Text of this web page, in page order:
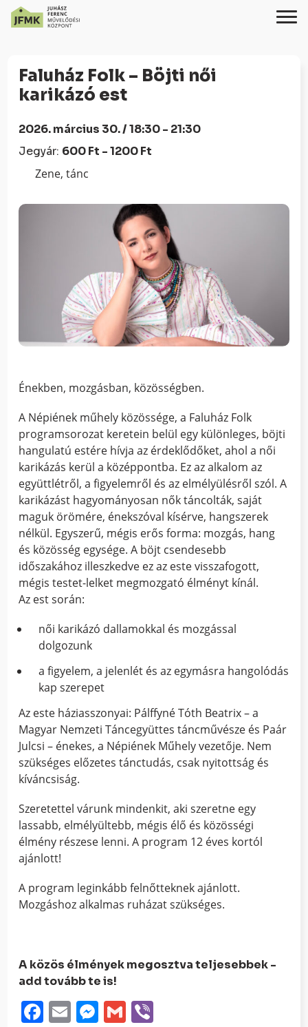
Content
navigációhoz
Faluház Folk – Böjti női
karikázó est
2026. március 30. / 18:30 - 21:30
Jegyár: 600 Ft - 1200 Ft
Zene, tánc
Énekben, mozgásban, közösségben.
A Népiének műhely közössége, a Faluház Folk
programsorozat keretein belül egy különleges, böjti
hangulatú estére hívja az érdeklődőket, ahol a női
karikázás kerül a középpontba. Ez az alkalom az
együttlétről, a figyelemről és az elmélyülésről szól. A
karikázást hagyományosan nők táncolták, saját
maguk örömére, énekszóval kísérve, hangszerek
nélkül. Egyszerű, mégis erős forma: mozgás, hang
és közösség egysége. A böjt csendesebb
időszakához illeszkedve ez az este visszafogott,
mégis testet-lelket megmozgató élményt kínál.
Az est során:
női karikázó dallamokkal és mozgással
dolgozunk
a figyelem, a jelenlét és az egymásra hangolódás
kap szerepet
Az este háziasszonyai: Pálffyné Tóth Beatrix – a
Magyar Nemzeti Táncegyüttes táncművésze és Paár
Julcsi – énekes, a Népiének Műhely vezetője. Nem
szükséges előzetes tánctudás, csak nyitottság és
kíváncsiság.
Szeretettel várunk mindenkit, aki szeretne egy
lassabb, elmélyültebb, mégis élő és közösségi
élmény részese lenni. A program 12 éves kortól
ajánlott!
A program leginkább felnőtteknek ajánlott.
Mozgáshoz alkalmas ruházat szükséges.
A közös élmények megosztva teljesebbek -
add tovább te is!
Facebook
EmailMessenger
Gmail